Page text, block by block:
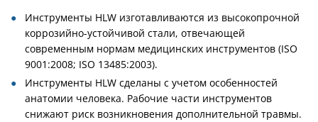
Инструменты HLW изготавливаются из высокопрочной
коррозийно-устойчивой стали, отвечающей
современным нормам медицинских инструментов (ISO
9001:2008; ISO 13485:2003).
Инструменты HLW сделаны с учетом особенностей
анатомии человека. Рабочие части инструментов
снижают риск возникновения дополнительной травмы.